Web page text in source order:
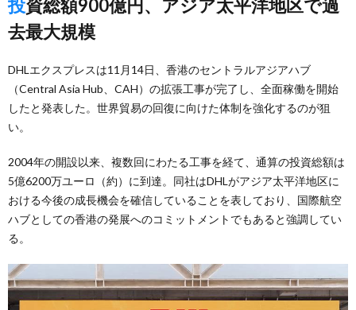
投資総額900億円、アジア太平洋地区で過
去最大規模
DHLエクスプレスは11月14日、香港のセントラルアジアハブ
（Central Asia Hub、CAH）の拡張工事が完了し、全面稼働を開始
したと発表した。世界貿易の回復に向けた体制を強化するのが狙
い。
2004年の開設以来、複数回にわたる工事を経て、通算の投資総額は
5億6200万ユーロ（約）に到達。同社はDHLがアジア太平洋地区に
おける今後の成長機会を確信していることを表しており、国際航空
ハブとしての香港の発展へのコミットメントでもあると強調してい
る。